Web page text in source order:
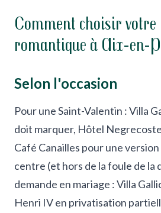
Comment choisir
romantique à Aix-en-
Selon l'occasion
Pour une Saint-Valentin : Villa
doit marquer, Hôtel
Café Canailles pour une
centre (et hors de la foule de la
demande en mariage : Villa
Henri IV en privatisation